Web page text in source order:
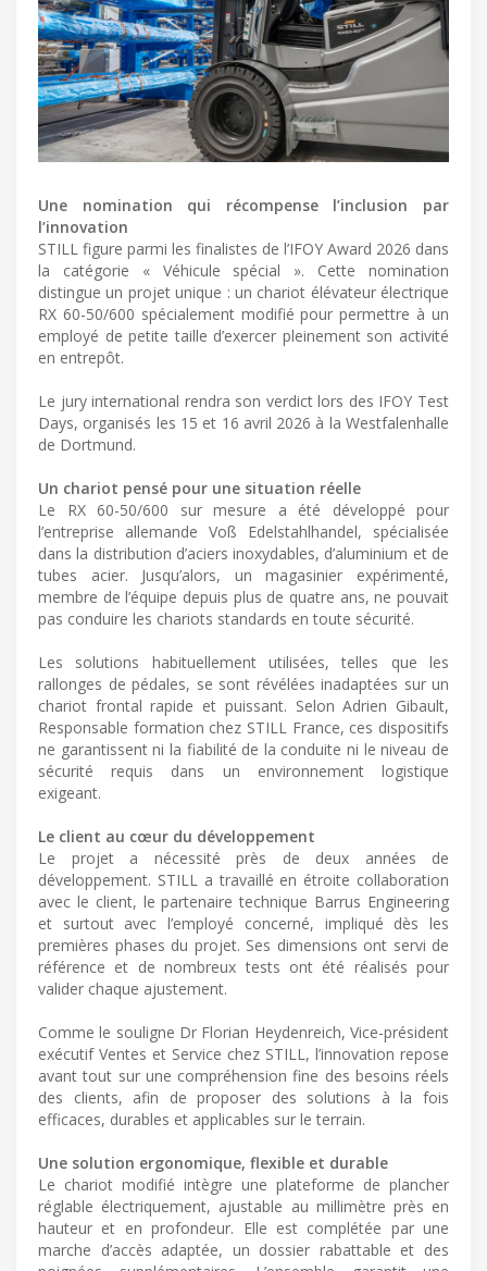
Une nomination qui récompense l’inclusion par
l’innovation
STILL figure parmi les finalistes de l’IFOY Award 2026 dans
la catégorie « Véhicule spécial ». Cette nomination
distingue un projet unique : un chariot élévateur électrique
RX 60-50/600 spécialement modifié pour permettre à un
employé de petite taille d’exercer pleinement son activité
en entrepôt.
Le jury international rendra son verdict lors des IFOY Test
Days, organisés les 15 et 16 avril 2026 à la Westfalenhalle
de Dortmund.
Un chariot pensé pour une situation réelle
Le RX 60-50/600 sur mesure a été développé pour
l’entreprise allemande Voß Edelstahlhandel, spécialisée
dans la distribution d’aciers inoxydables, d’aluminium et de
tubes acier. Jusqu’alors, un magasinier expérimenté,
membre de l’équipe depuis plus de quatre ans, ne pouvait
pas conduire les chariots standards en toute sécurité.
Les solutions habituellement utilisées, telles que les
rallonges de pédales, se sont révélées inadaptées sur un
chariot frontal rapide et puissant. Selon Adrien Gibault,
Responsable formation chez STILL France, ces dispositifs
ne garantissent ni la fiabilité de la conduite ni le niveau de
sécurité requis dans un environnement logistique
exigeant.
Le client au cœur du développement
Le projet a nécessité près de deux années de
développement. STILL a travaillé en étroite collaboration
avec le client, le partenaire technique Barrus Engineering
et surtout avec l’employé concerné, impliqué dès les
premières phases du projet. Ses dimensions ont servi de
référence et de nombreux tests ont été réalisés pour
valider chaque ajustement.
Comme le souligne Dr Florian Heydenreich, Vice-président
exécutif Ventes et Service chez STILL, l’innovation repose
avant tout sur une compréhension fine des besoins réels
des clients, afin de proposer des solutions à la fois
efficaces, durables et applicables sur le terrain.
Une solution ergonomique, flexible et durable
Le chariot modifié intègre une plateforme de plancher
réglable électriquement, ajustable au millimètre près en
hauteur et en profondeur. Elle est complétée par une
marche d’accès adaptée, un dossier rabattable et des